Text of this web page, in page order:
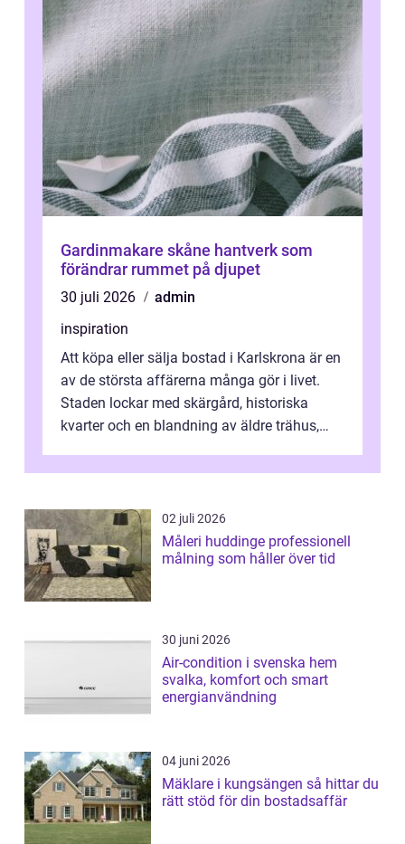
Gardinmakare skåne hantverk som
förändrar rummet på djupet
30 juli 2026
admin
inspiration
Att köpa eller sälja bostad i Karlskrona är en
av de största affärerna många gör i livet.
Staden lockar med skärgård, historiska
kvarter och en blandning av äldre trähus,
02 juli 2026
Måleri huddinge professionell
målning som håller över tid
30 juni 2026
Air-condition i svenska hem
svalka, komfort och smart
energianvändning
04 juni 2026
Mäklare i kungsängen så hittar du
rätt stöd för din bostadsaffär